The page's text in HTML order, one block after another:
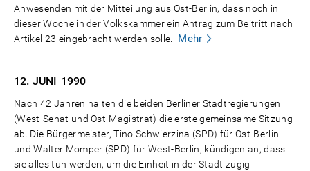
Anwesenden mit der Mitteilung aus Ost-Berlin, dass noch in
dieser Woche in der Volkskammer ein Antrag zum Beitritt nach
Artikel 23 eingebracht werden solle.
Mehr
12. JUNI 1990
Nach 42 Jahren halten die beiden Berliner Stadtregierungen
(West-Senat und Ost-Magistrat) die erste gemeinsame Sitzung
ab. Die Bürgermeister, Tino Schwierzina (SPD) für Ost-Berlin
und Walter Momper (SPD) für West-Berlin, kündigen an, dass
sie alles tun werden, um die Einheit in der Stadt zügig